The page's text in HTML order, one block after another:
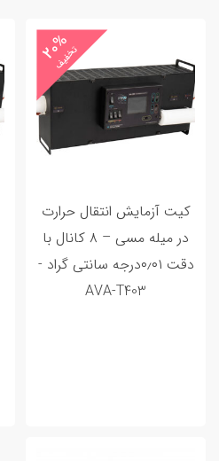
20%
کیت آزمایش انتقال حرارت
در میله مسی – ۸ کانال با
دقت ۰٫۰۱درجه سانتی گراد -
AVA‑T403